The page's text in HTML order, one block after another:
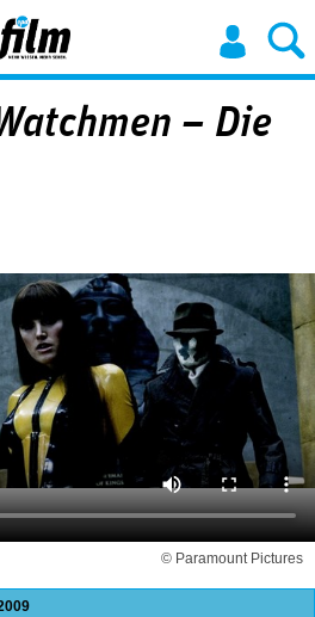
to Navigation
– Die
© Paramount Pictures